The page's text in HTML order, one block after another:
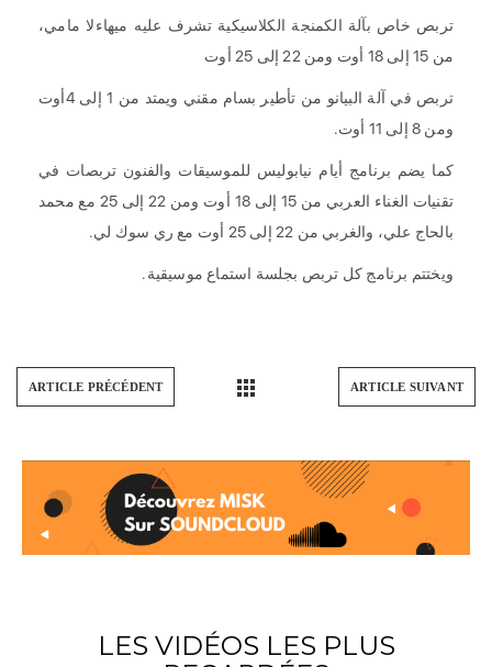
تربص خاص بآلة الكمنجة الكلاسيكية تشرف عليه ميهاءلا مامي،
من 15 إلى 18 أوت ومن 22 إلى 25 أوت
تربص في آلة البيانو من تأطير بسام مقني ويمتد من 1 إلى 4أوت
ومن 8 إلى 11 أوت.
كما يضم برنامج أيام نيابوليس للموسيقات والفنون تربصات في
تقنيات الغناء العربي من 15 إلى 18 أوت ومن 22 إلى 25 مع محمد
بالحاج علي، والغربي من 22 إلى 25 أوت مع ري سوك لي.
ويختتم برنامج كل تربص بجلسة استماع موسيقية.
ARTICLE PRÉCÉDENT ARTICLE SUIVANT
LES VIDÉOS LES PLUS